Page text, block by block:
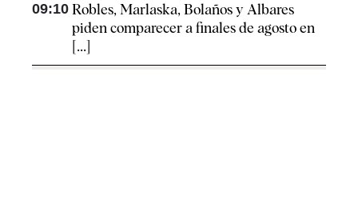
09:10 Robles, Marlaska, Bolaños y Albares
piden comparecer a finales de agosto en
[...]